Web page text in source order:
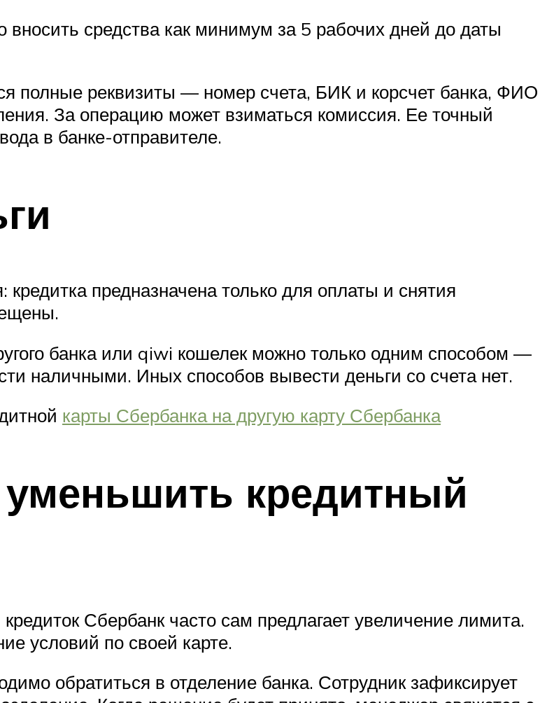
средства как минимум за 5 рабочих дней до даты
полные реквизиты — номер счета, БИК и корсчет банка, ФИО
За операцию может взиматься комиссия. Ее точный
в банке-отправителе.
предназначена только для оплаты и снятия
банка или qiwi кошелек можно только одним способом —
наличными. Иных способов вывести деньги со счета нет.
карты Сбербанка на другую карту Сбербанка
кредитный
Сбербанк часто сам предлагает увеличение лимита.
условий по своей карте.
обратиться в отделение банка. Сотрудник зафиксирует